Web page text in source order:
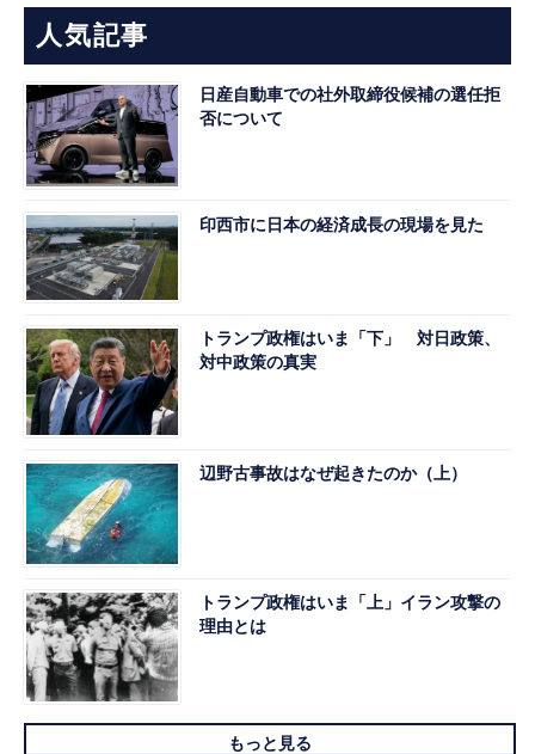
人気記事
日産自動車での社外取締役候補の選任拒
否について
印西市に日本の経済成長の現場を見た
トランプ政権はいま「下」 対日政策、
対中政策の真実
辺野古事故はなぜ起きたのか（上）
トランプ政権はいま「上」イラン攻撃の
理由とは
もっと見る